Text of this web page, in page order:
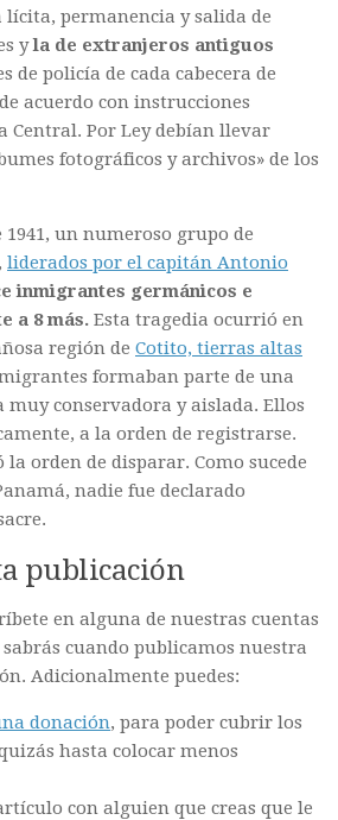
permanencia y salida de
yla de extranjeros antiguos
de policía de cada cabecera de
acuerdo con instrucciones
Central. Por Ley debían llevar
fotográficos y archivos» de los
1941, un numeroso grupo de
liderados por el capitán Antonio
inmigrantes germánicos e
a 8 más. Esta tragedia ocurrió en
región de Cotito, tierras altas
formaban parte de una
conservadora y aislada. Ellos
a la orden de registrarse.
la orden de disparar. Como sucede
nadie fue declarado
publicación
en alguna de nuestras cuentas
sabrás cuando publicamos nuestra
Adicionalmente puedes:
donación, para poder cubrir los
hasta colocar menos
con alguien que creas que le